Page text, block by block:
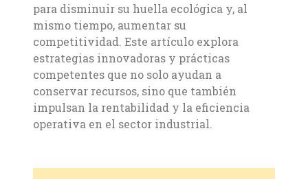
para disminuir su huella ecológica y, al
mismo tiempo, aumentar su
competitividad. Este artículo explora
estrategias innovadoras y prácticas
competentes que no solo ayudan a
conservar recursos, sino que también
impulsan la rentabilidad y la eficiencia
operativa en el sector industrial.